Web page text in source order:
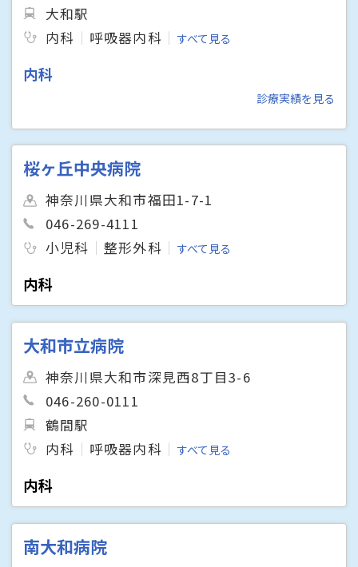
大和駅
内科
呼吸器内科 すべて見る
内科
診療実績を見る
桜ヶ丘中央病院
神奈川県大和市福田1-7-1
046-269-4111
小児科
整形外科 すべて見る
内科
大和市立病院
神奈川県大和市深見西8丁目3-6
046-260-0111
鶴間駅
内科
呼吸器内科 すべて見る
内科
南大和病院